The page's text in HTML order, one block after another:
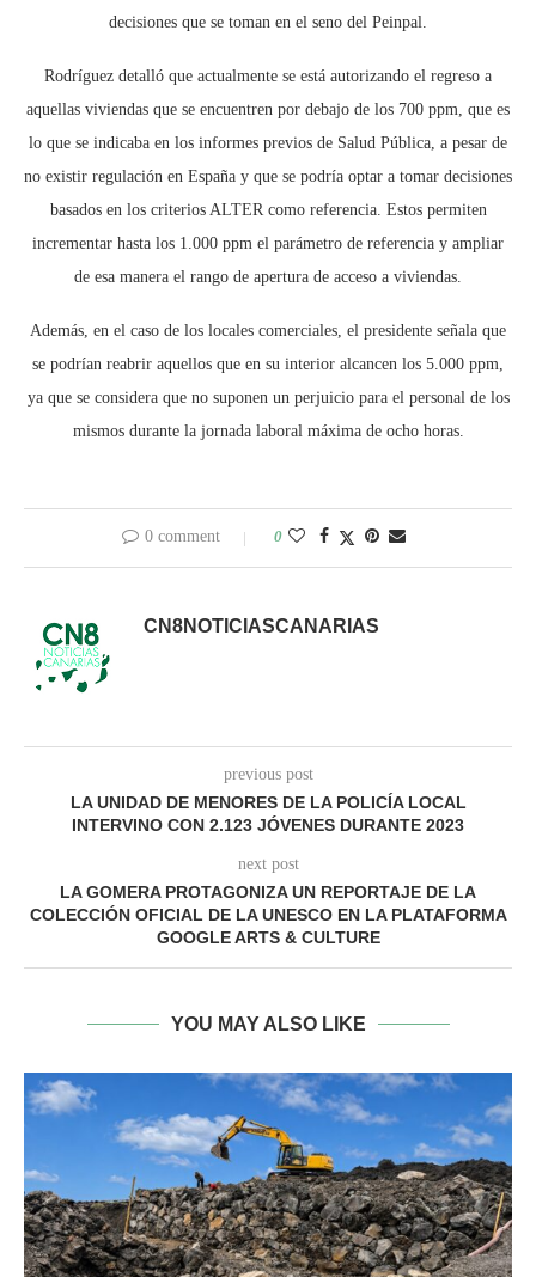
decisiones que se toman en el seno del Peinpal.
Rodríguez detalló que actualmente se está autorizando el regreso a
aquellas viviendas que se encuentren por debajo de los 700 ppm, que es
lo que se indicaba en los informes previos de Salud Pública, a pesar de
no existir regulación en España y que se podría optar a tomar decisiones
basados en los criterios ALTER como referencia. Estos permiten
incrementar hasta los 1.000 ppm el parámetro de referencia y ampliar
de esa manera el rango de apertura de acceso a viviendas.
Además, en el caso de los locales comerciales, el presidente señala que
se podrían reabrir aquellos que en su interior alcancen los 5.000 ppm,
ya que se considera que no suponen un perjuicio para el personal de los
mismos durante la jornada laboral máxima de ocho horas.
0 comment 0
CN8NOTICIASCANARIAS
previous post
LA UNIDAD DE MENORES DE LA POLICÍA LOCAL
INTERVINO CON 2.123 JÓVENES DURANTE 2023
next post
LA GOMERA PROTAGONIZA UN REPORTAJE DE LA
COLECCIÓN OFICIAL DE LA UNESCO EN LA PLATAFORMA
GOOGLE ARTS & CULTURE
YOU MAY ALSO LIKE